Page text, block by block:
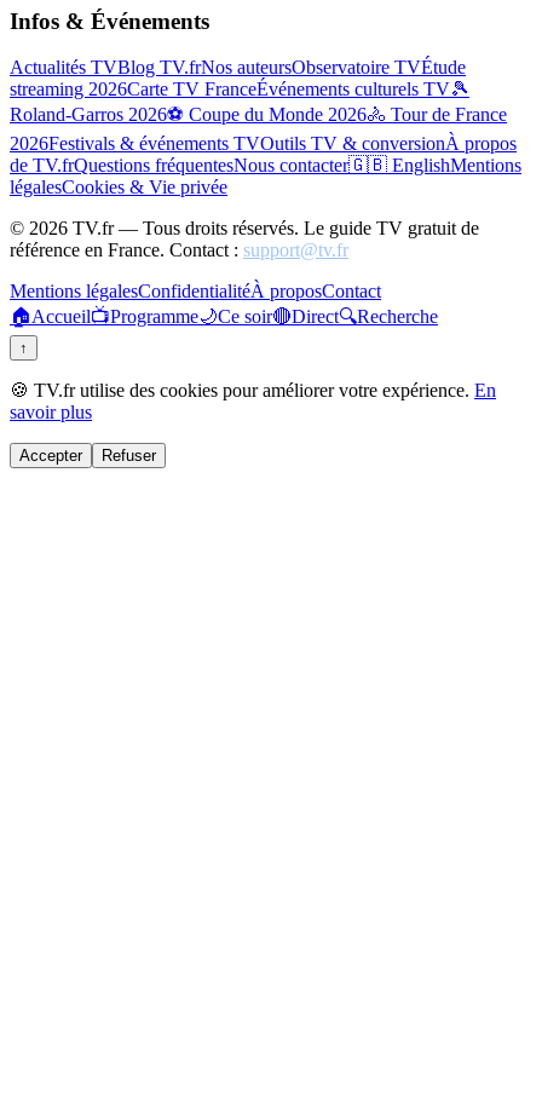
Infos & Événements
Actualités TVBlog TV.frNos auteursObservatoire TVÉtude
streaming 2026Carte TV FranceÉvénements culturels TV🎾
Roland-Garros 2026⚽ Coupe du Monde 2026🚴 Tour de France
2026Festivals & événements TVOutils TV & conversionÀ propos
de TV.frQuestions fréquentesNous contacter🇬🇧 EnglishMentions
légalesCookies & Vie privée
© 2026 TV.fr — Tous droits réservés. Le guide TV gratuit de
référence en France. Contact : support@tv.fr
Mentions légalesConfidentialitéÀ proposContact
🏠Accueil📺Programme🌙Ce soir🔴Direct🔍Recherche
↑
🍪 TV.fr utilise des cookies pour améliorer votre expérience. En
savoir plus
Accepter Refuser